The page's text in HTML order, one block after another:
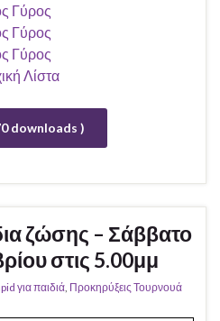
Γύρος
Γύρος
Γύρος
Λίστα
downloads )
ζώσης – Σάββατο
στις 5.00μμ
για παιδιά Προκηρύξεις Τουρνουά